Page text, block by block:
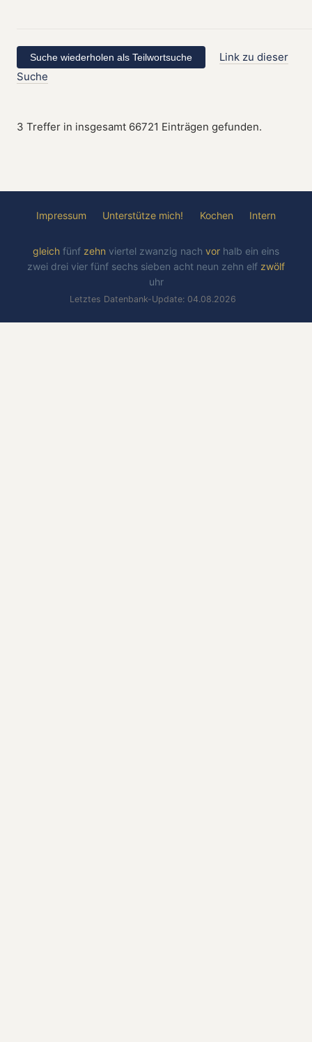
Link zu dieser
Suche
3 Treffer in insgesamt 66721 Einträgen gefunden.
Impressum Unterstütze mich! Kochen Intern
gleich fünf zehn viertel zwanzig nach vor halb ein eins
zwei drei vier fünf sechs sieben acht neun zehn elf zwölf
uhr
Letztes Datenbank-Update: 04.08.2026